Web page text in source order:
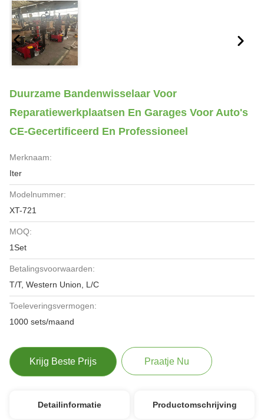
Duurzame Bandenwisselaar Voor
Reparatiewerkplaatsen En Garages Voor Auto's
CE-Gecertificeerd En Professioneel
Merknaam:
Iter
Modelnummer:
XT-721
MOQ:
1Set
Betalingsvoorwaarden:
T/T, Western Union, L/C
Toeleveringsvermogen:
1000 sets/maand
Krijg Beste Prijs Praatje Nu
Detailinformatie Productomschrijving